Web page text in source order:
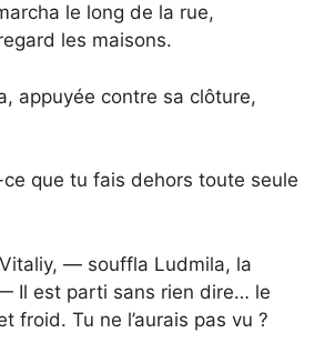
le long de la rue,
les maisons.
appuyée contre sa clôture,
que tu fais dehors toute seule
— souffla Ludmila, la
Il est parti sans rien dire… le
froid. Tu ne l’aurais pas vu ?